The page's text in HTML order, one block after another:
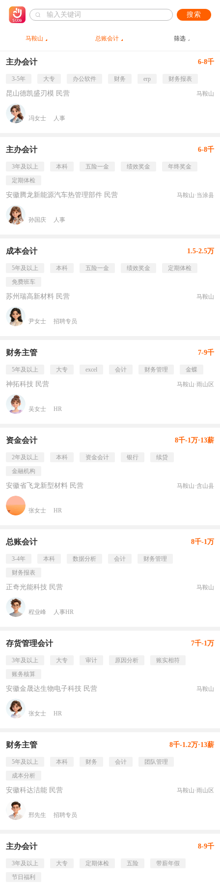
搜索
马鞍山 总账会计 筛选
主办会计 6-8千
3-5年 大专 办公软件 财务 erp 财务报表
昆山德凯盛刃模 民营 马鞍山
冯女士 人事
主办会计 6-8千
3年及以上 本科 五险一金 绩效奖金
年终奖金
定期体检
安徽腾龙新能源汽车热管理部件 民营 马鞍山·当涂县
孙国庆 人事
成本会计 1.5-2.5万
5年及以上 本科 五险一金 绩效奖金
定期体检
免费班车
苏州瑞高新材料 民营 马鞍山
尹女士 招聘专员
财务主管 7-9千
5年及以上 大专 excel 会计 财务管理 金蝶
神拓科技 民营 马鞍山·雨山区
吴女士 HR
资金会计 8千-1万·13薪
2年及以上 本科 资金会计 银行
续贷
金融机构
安徽省飞龙新型材料 民营 马鞍山·含山县
张女士 HR
总账会计 8千-1万
3-4年 本科 数据分析 会计
财务管理
财务报表
正奇光能科技 民营 马鞍山
程业峰 人事HR
存货管理会计 7千-1万
3年及以上 大专 审计 原因分析
账实相符
账务核算
安徽金晟达生物电子科技 民营 马鞍山
张女士 HR
财务主管 8千-1.2万·13薪
5年及以上 本科 财务 会计
团队管理
成本分析
安徽科达洁能 民营 马鞍山·雨山区
邢先生 招聘专员
主办会计 8-9千
3年及以上 大专 定期体检 五险
带薪年假
节日福利